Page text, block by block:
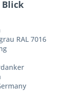
RAL 7016